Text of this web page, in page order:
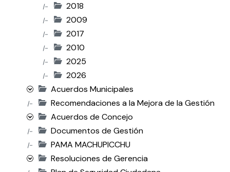
|- 2018
|- 2009
|- 2017
|- 2010
|- 2025
|-
2026
Acuerdos Municipales
|-
Recomendaciones a la Mejora de la Gestión
Acuerdos de Concejo
|- Documentos de Gestión
|-
PAMA MACHUPICCHU
Resoluciones de Gerencia